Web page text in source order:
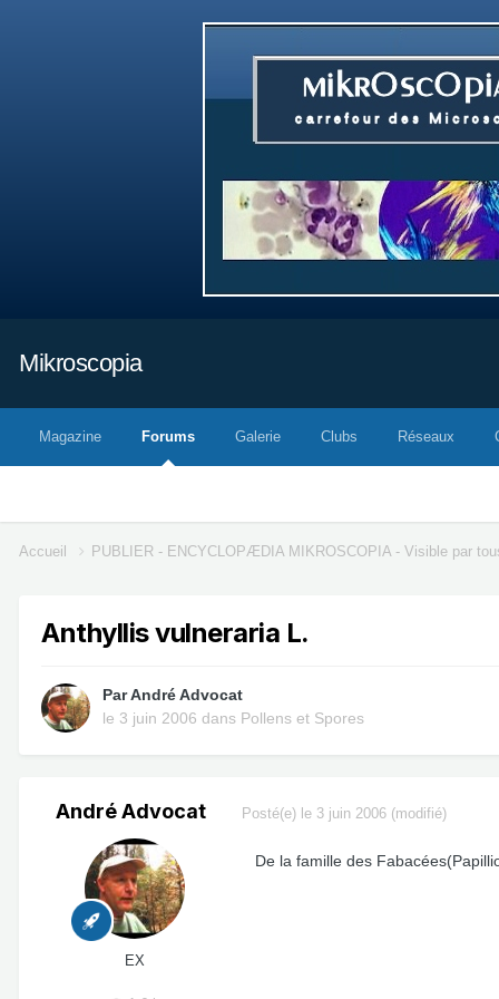
Mikroscopia
Magazine Forums Galerie Clubs Réseaux
Accueil PUBLIER - ENCYCLOPÆDIA MIKROSCOPIA - Visible par
Anthyllis vulneraria L.
ParAndré Advocat
le 3 juin 2006 dans Pollens et Spores
André Advocat
EX
Posté(e) le 3 juin 2006 (modifié)
De la famille des